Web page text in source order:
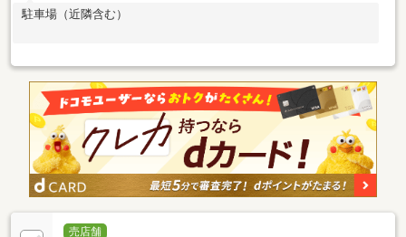
駐車場（近隣含む）
売店舗